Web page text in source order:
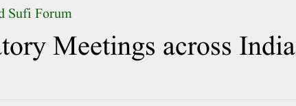
Sufi Forum
Meetings across India